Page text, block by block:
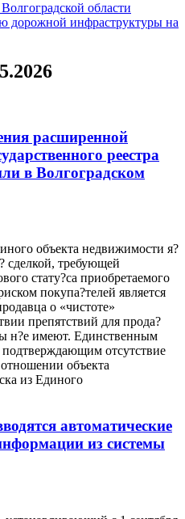
области
дорожной инфраструктуры на
расширенной
реестра
в Волгоградском
объекта недвижимости я?
сделкой, требующей
стату?са приобретаемого
покупа?телей является
о «чистоте»
препятствий для прода?
н?е имеют. Единственным
отсутствие
объекта
из Единого
автоматические
из системы